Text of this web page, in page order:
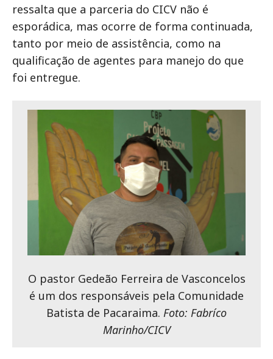
ressalta que a parceria do CICV não é
esporádica, mas ocorre de forma continuada,
tanto por meio de assistência, como na
qualificação de agentes para manejo do que
foi entregue.
O pastor Gedeão Ferreira de Vasconcelos
é um dos responsáveis pela Comunidade
Batista de Pacaraima. Foto: Fabríco
Marinho/CICV